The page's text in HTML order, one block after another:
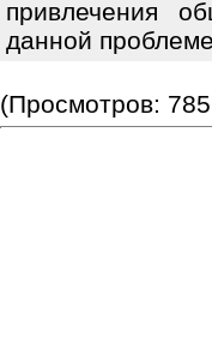
привлечения
данной
(Просмотров: